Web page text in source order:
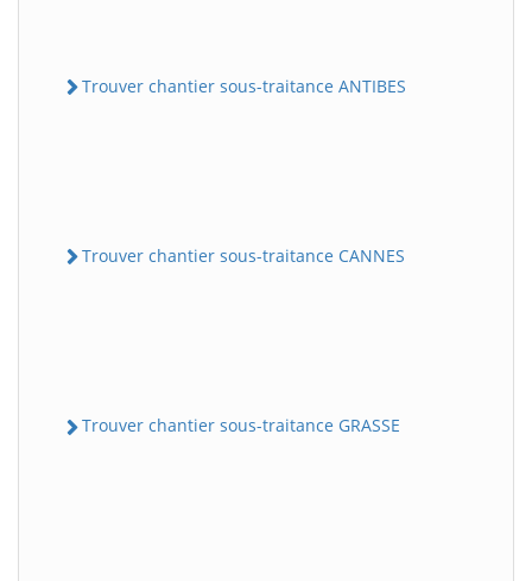
Trouver chantier sous-traitance ANTIBES
Trouver chantier sous-traitance CANNES
Trouver chantier sous-traitance GRASSE